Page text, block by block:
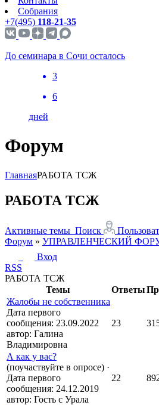
Собрания
+7(495) 118-21-35
До семинара в Сочи осталось
3
6
дней
Форум
ГлавнаяРАБОТА ТСЖ
РАБОТА ТСЖ
Активные темы Поиск
Форум » УПРАВЛЕНЧЕСКИЙ
Вход
RSS
РАБОТА ТСЖ
Темы
Ответы
Жалобы не собственника
Дата первого
сообщения: 23.09.2022
автор: Галина
Владимировна
23
А как у вас?
(поучаствуйте в опросе) ·
Дата первого
сообщения: 24.12.2019
автор: Гость с Урала
22